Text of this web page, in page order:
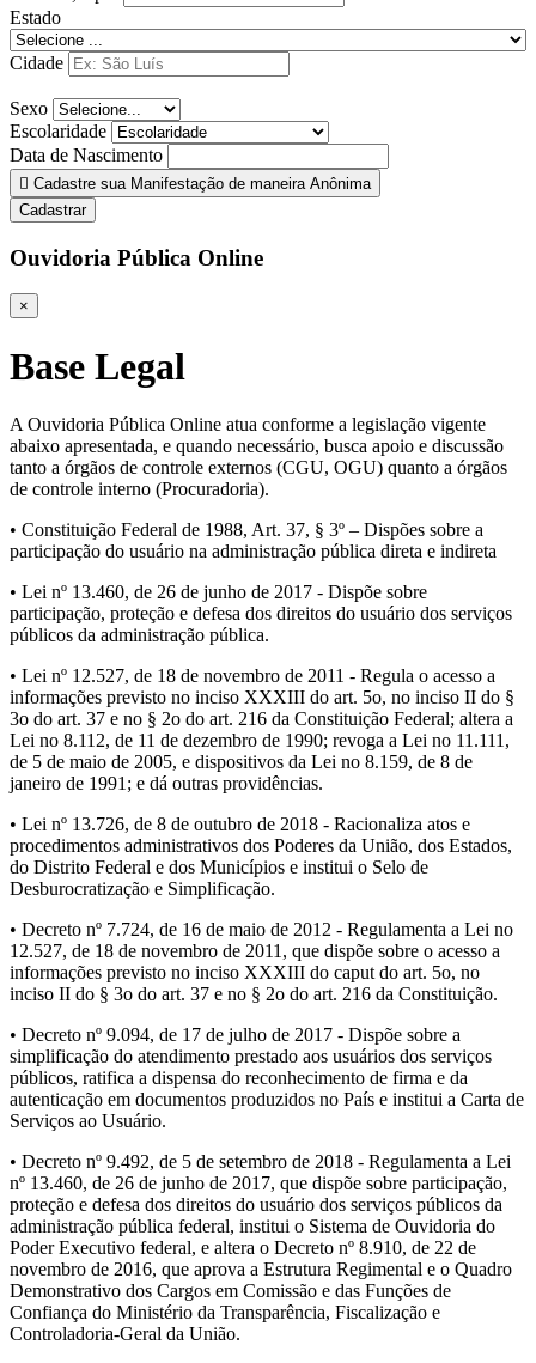
Estado
Cidade
Sexo
Escolaridade
Data de Nascimento
Cadastre sua Manifestação de maneira Anônima
Cadastrar
Ouvidoria Pública Online
×
Base Legal
A Ouvidoria Pública Online atua conforme a legislação vigente
abaixo apresentada, e quando necessário, busca apoio e discussão
tanto a órgãos de controle externos (CGU, OGU) quanto a órgãos
de controle interno (Procuradoria).
• Constituição Federal de 1988, Art. 37, § 3º – Dispões sobre a
participação do usuário na administração pública direta e indireta
• Lei nº 13.460, de 26 de junho de 2017 - Dispõe sobre
participação, proteção e defesa dos direitos do usuário dos serviços
públicos da administração pública.
• Lei nº 12.527, de 18 de novembro de 2011 - Regula o acesso a
informações previsto no inciso XXXIII do art. 5o, no inciso II do §
3o do art. 37 e no § 2o do art. 216 da Constituição Federal; altera a
Lei no 8.112, de 11 de dezembro de 1990; revoga a Lei no 11.111,
de 5 de maio de 2005, e dispositivos da Lei no 8.159, de 8 de
janeiro de 1991; e dá outras providências.
• Lei nº 13.726, de 8 de outubro de 2018 - Racionaliza atos e
procedimentos administrativos dos Poderes da União, dos Estados,
do Distrito Federal e dos Municípios e institui o Selo de
Desburocratização e Simplificação.
• Decreto nº 7.724, de 16 de maio de 2012 - Regulamenta a Lei no
12.527, de 18 de novembro de 2011, que dispõe sobre o acesso a
informações previsto no inciso XXXIII do caput do art. 5o, no
inciso II do § 3o do art. 37 e no § 2o do art. 216 da Constituição.
• Decreto nº 9.094, de 17 de julho de 2017 - Dispõe sobre a
simplificação do atendimento prestado aos usuários dos serviços
públicos, ratifica a dispensa do reconhecimento de firma e da
autenticação em documentos produzidos no País e institui a Carta de
Serviços ao Usuário.
• Decreto nº 9.492, de 5 de setembro de 2018 - Regulamenta a Lei
nº 13.460, de 26 de junho de 2017, que dispõe sobre participação,
proteção e defesa dos direitos do usuário dos serviços públicos da
administração pública federal, institui o Sistema de Ouvidoria do
Poder Executivo federal, e altera o Decreto nº 8.910, de 22 de
novembro de 2016, que aprova a Estrutura Regimental e o Quadro
Demonstrativo dos Cargos em Comissão e das Funções de
Confiança do Ministério da Transparência, Fiscalização e
Controladoria-Geral da União.